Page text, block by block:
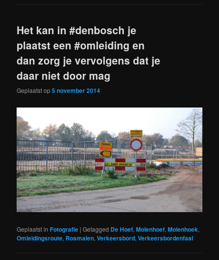
Het kan in #denbosch je
plaatst een #omleiding en
dan zorg je vervolgens dat je
daar niet door mag
Geplaatst op5 november 2014
Geplaatst in Fotografie |Getagged De Hoef,Molenhoef,Molenhoek,
Omleidingsroute, Rosmalen,Verkeersbord,Verkeersbordenfaal